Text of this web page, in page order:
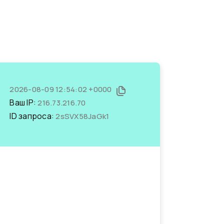
2026-08-09 12:54:02 +0000
Ваш IP:216.73.216.70
ID запроса:2sSVX58JaGk1